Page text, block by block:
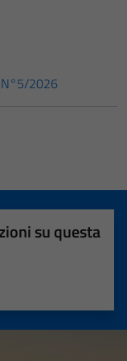
N°5/2026
su questa